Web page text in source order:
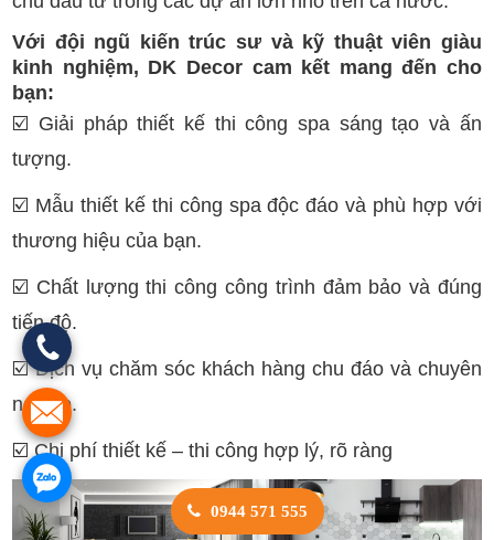
Với đội ngũ kiến trúc sư và kỹ thuật viên giàu
kinh nghiệm, DK Decor cam kết mang đến cho
bạn:
☑️ Giải pháp thiết kế thi công spa sáng tạo và ấn
tượng.
☑️ Mẫu thiết kế thi công spa độc đáo và phù hợp với
thương hiệu của bạn.
☑️ Chất lượng thi công công trình đảm bảo và đúng
tiến độ.
☑️Dịch vụ chăm sóc khách hàng chu đáo và chuyên
nghiệp.
☑️Chi phí thiết kế – thi công hợp lý, rõ ràng
0944 571 555